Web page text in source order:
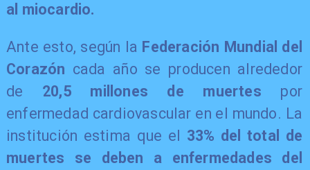
al miocardio.
Ante esto, según la Federación Mundial del
Corazón cada año se producen alrededor
de 20,5 millones de muertes por
enfermedad cardiovascular en el mundo. La
institución estima que el 33% del total de
muertes se deben a enfermedades del